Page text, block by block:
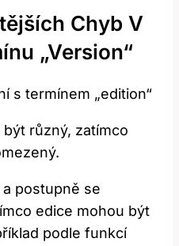
Chyb V
„version“
s termínem „edition“
různý, zatímco
a postupně se
edice mohou být
podle funkcí